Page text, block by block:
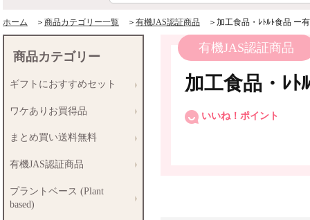
ホーム ＞ 商品カテゴリー一覧 ＞ 有機JAS認証商品 ＞加工食品・ﾚﾄﾙﾄ食品 ー
有機JAS認証商品
加工食品・ﾚﾄ
いいね！ポイント
商品カテゴリー
ギフトにおすすめセット
ワケありお買得品
まとめ買い送料無料
有機JAS認証商品
プラントベース (Plant
based)